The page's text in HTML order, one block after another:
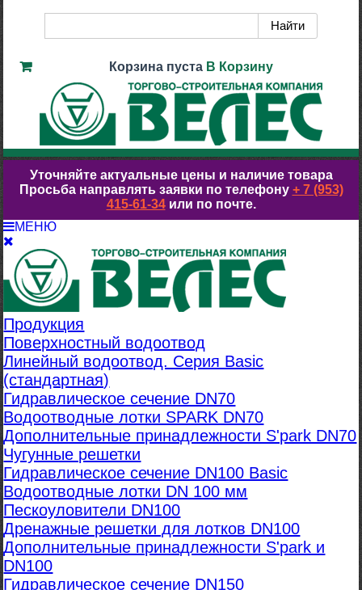
Корзина пуста В Корзину
Уточняйте актуальные цены и наличие товара
Просьба направлять заявки по телефону + 7 (953)
415-61-34или по почте.
МЕНЮ
Продукция
Поверхностный водоотвод
Линейный водоотвод. Серия Basic
(стандартная)
Гидравлическое сечение DN70
Водоотводные лотки SPARK DN70
Дополнительные принадлежности S'park DN70
Чугунные решетки
Гидравлическое сечение DN100 Basic
Водоотводные лотки DN 100 мм
Пескоуловители DN100
Дренажные решетки для лотков DN100
Дополнительные принадлежности S'park и
DN100
Гидравлическое сечение DN150